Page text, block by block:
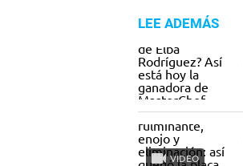
LEE ADEMÁS
VIDEO